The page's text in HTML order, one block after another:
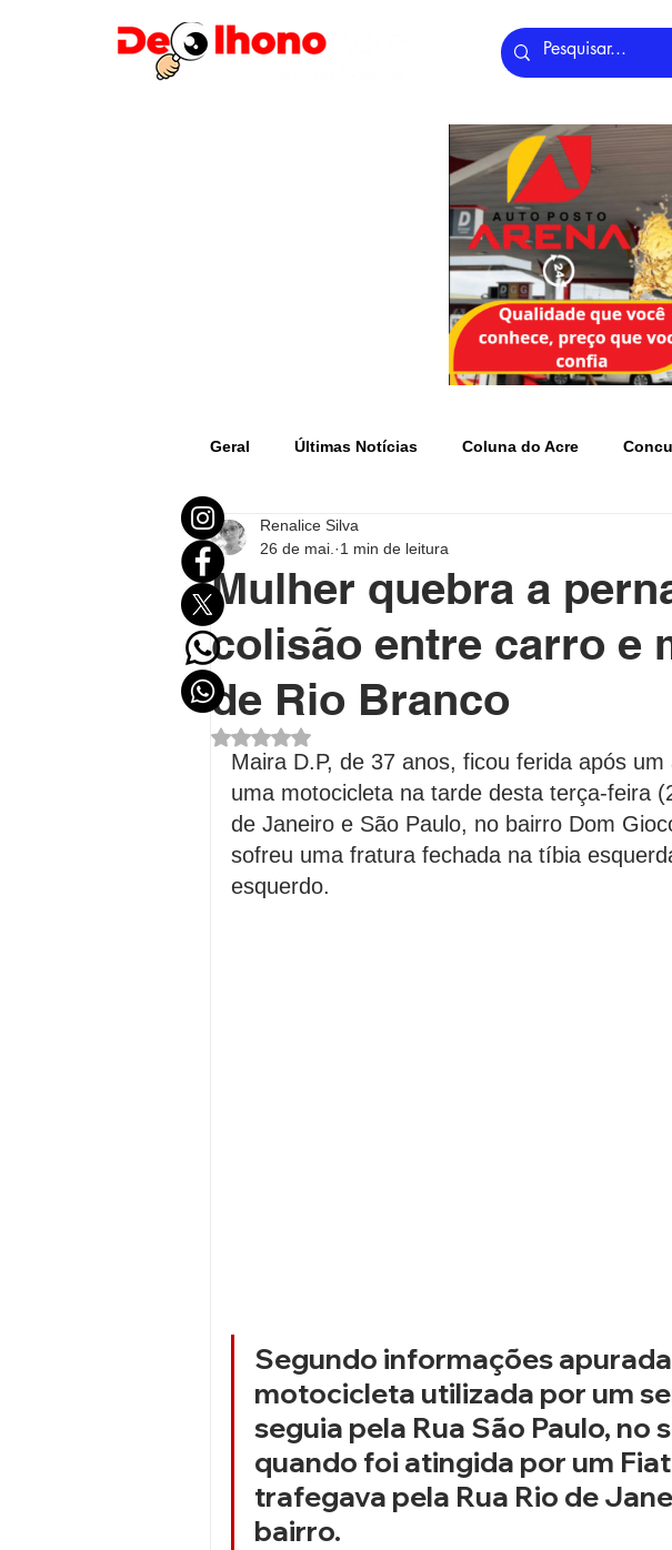
Geral Últimas Notícias Coluna do Acre
Mundo Eleições
Destaque Político
Política no Acre Política Brasil e Mundo
Polícial Economia FUXICO NO BALDE
Mulher quebra a
colisão entre carro e
de Rio Branco
Renalice Silva
26 de mai.
1 min de leitura
Avaliado com NaN de 5 estrelas.
Maira D.P, de 37 anos, ficou ferida após
uma motocicleta na tarde desta terça-feira
de Janeiro e São Paulo, no bairro Dom
sofreu uma fratura fechada na tíbia
esquerdo.
Segundo informações
motocicleta utilizada por um
seguia pela Rua São Paulo,
quando foi atingida por um
trafegava pela Rua Rio de
bairro.